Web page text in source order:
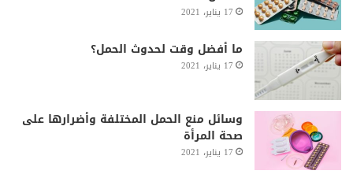
17 يناير، 2021
ما أفضل وقت لحدوث الحمل؟
17 يناير، 2021
وسائل منع الحمل المختلفة وأضرارها على
صحة المرأة
17 يناير، 2021